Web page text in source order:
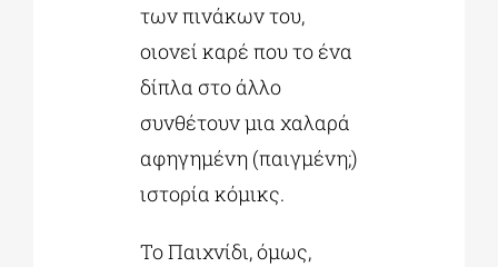
των πινάκων του,
οιονεί καρέ που το ένα
δίπλα στο άλλο
συνθέτουν μια χαλαρά
αφηγημένη (παιγμένη;)
ιστορία κόμικς.
Το Παιχνίδι, όμως,